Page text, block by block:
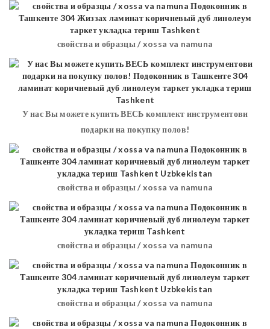
свойства и образцы / xossa va namuna
У нас Вы можете купить ВЕСЬ комплект инструментови
подарки на покупку полов!
свойства и образцы / xossa va namuna
свойства и образцы / xossa va namuna
свойства и образцы / xossa va namuna